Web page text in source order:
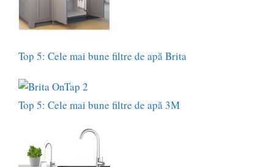
Top 5: Cele mai bune filtre de apă Brita
Top 5: Cele mai bune filtre de apă 3M